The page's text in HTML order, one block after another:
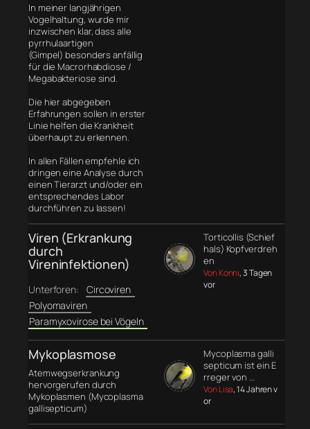
In meiner langjährigen
Vogelhaltung, wurde mir
inzwischen klar, dass alle
pyrrhulaartigen
(Gimpel) besonders anfällig
für die Macrorhabdiose /
Megabakteriose sind.
Die hier abgegeben
Erfahrungen sollen in erster
Linie helfen die Krankheit
überhaupt zu erkennen.
In allen Fällen empfehle ich
dringen eine Analyse durch
einen Tierarzt und/oder ein
entsprechendes Labor
durchführen zu lassen!
Viren (Erkrankung
durch
Vireninfektionen)
Unterforen:
Circoviren
Polyomaviren
Paramyxovirose bei Vögeln
Torticollis (Schief
hals) Kopfverdreh
en
Von Konni, 3 Tagen
vor
Mykoplasmose
Atemwegserkrankung
hervorgerufen durch
Mykoplasmen (Mycoplasma
gallisepticum)
Mycoplasma galli
septicum ist ein E
rreger von …
Von Lisa, 14 Jahren v
or